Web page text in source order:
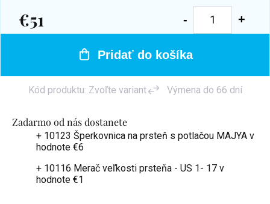
Zadarmo od nás dostanete
+ 10123 Šperkovnica na prsteň s potlačou MAJYA v
hodnote €6
+ 10116 Merač veľkosti prsteňa - US 1- 17 v
hodnote €1
€51
Jednotková
Pridať do košíka
Kód produktu: Zvoľte variant Výmena do 66 dní